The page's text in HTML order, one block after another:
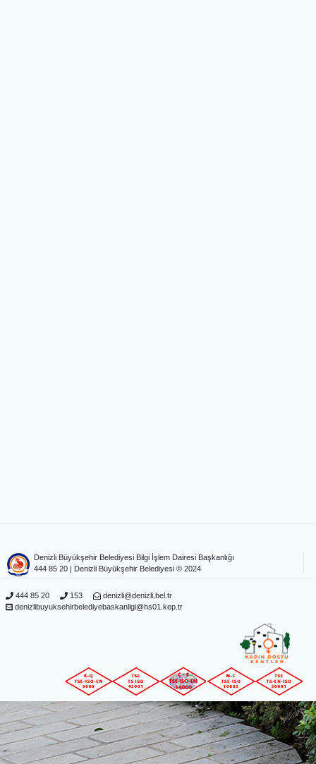
Denizli Büyükşehir Belediyesi Bilgi İşlem Dairesi Başkanlığı
444 85 20
| Denizli Büyükşehir Belediyesi © 2024
444 85 20 153
denizli@denizli.bel.tr
denizlibuyuksehirbelediyebaskanligi@hs01.kep.tr